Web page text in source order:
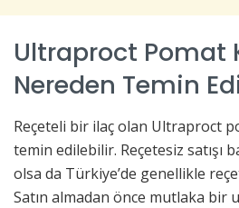
Ultraproct Pomat
Nereden Temin
Reçeteli bir ilaç olan Ultraproct
temin edilebilir. Reçetesiz satışı
olsa da Türkiye’de genellikle
Satın almadan önce mutlaka bir